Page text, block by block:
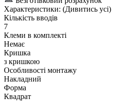
Характеристики: (Дивитись усі)
Кількість вводів
7
Клеми в комплекті
Немає
Кришка
з кришкою
Особливості монтажу
Накладний
Форма
Квадрат